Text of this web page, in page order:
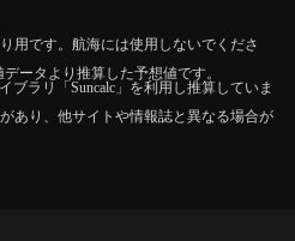
用です。航海には使用しないでくださ
ータより推算した予想値です。
ブラリ「Suncalc」を利用し推算していま
あり、他サイトや情報誌と異なる場合が